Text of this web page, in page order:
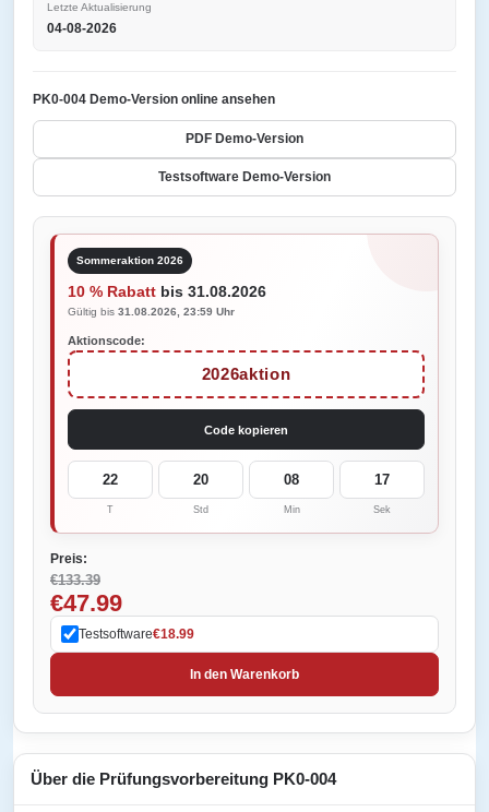
Letzte Aktualisierung
04-08-2026
PK0-004 Demo-Version online ansehen
PDF Demo-Version
Testsoftware Demo-Version
Sommeraktion 2026
10 % Rabatt bis 31.08.2026
Gültig bis 31.08.2026, 23:59 Uhr
Aktionscode:
2026aktion
Code kopieren
22
T
20
Std
08
Min
17
Sek
Preis:
€133.39
€47.99
Testsoftware€18.99
In den Warenkorb
Über die Prüfungsvorbereitung PK0-004